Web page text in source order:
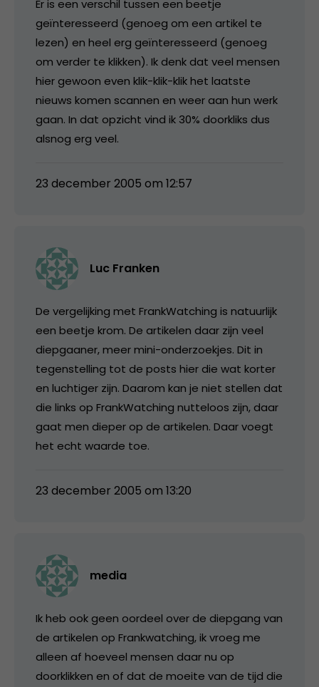
Er is een verschil tussen een beetje
geïnteresseerd (genoeg om een artikel te
lezen) en heel erg geïnteresseerd (genoeg
om verder te klikken). Ik denk dat veel mensen
hier gewoon even klik-klik-klik het laatste
nieuws komen scannen en weer aan hun werk
gaan. In dat opzicht vind ik 30% doorkliks dus
alsnog erg veel.
23 december 2005 om 12:57
Luc Franken
De vergelijking met FrankWatching is natuurlijk
een beetje krom. De artikelen daar zijn veel
diepgaaner, meer mini-onderzoekjes. Dit in
tegenstelling tot de posts hier die wat korter
en luchtiger zijn. Daarom kan je niet stellen dat
die links op FrankWatching nutteloos zijn, daar
gaat men dieper op de artikelen. Daar voegt
het echt waarde toe.
23 december 2005 om 13:20
media
Ik heb ook geen oordeel over de diepgang van
de artikelen op Frankwatching, ik vroeg me
alleen af hoeveel mensen daar nu op
doorklikken en of dat de moeite van de tijd die